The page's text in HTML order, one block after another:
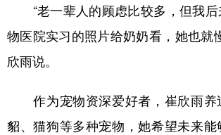
“老一辈人的顾虑比较多，但我后
物医院实习的照片给奶奶看，她也就
欣雨说。
作为宠物资深爱好者，崔欣雨养
貂、猫狗等多种宠物，她希望未来能